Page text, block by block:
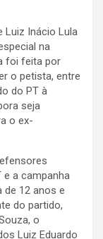
Luiz Inácio Lula
na
foi feita por
o petista, entre
do PT à
seja
o ex-
e a campanha
de 12 anos e
do partido,
o
Luiz Eduardo